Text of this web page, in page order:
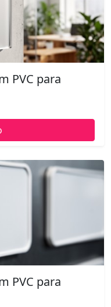
PVC para
PVC para